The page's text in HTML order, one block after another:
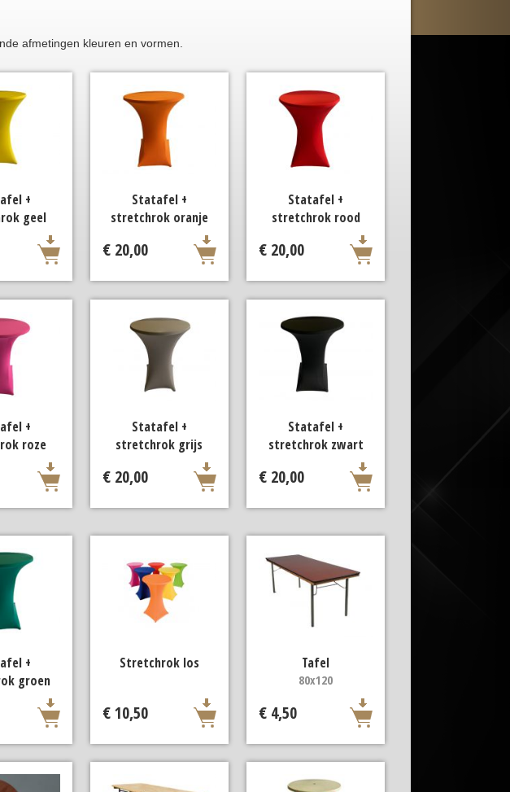
afmetingen kleuren en vormen.
+
geel
Statafel +
stretchrok oranje
€ 20,00
Statafel +
stretchrok rood
€ 20,00
+
roze
Statafel +
stretchrok grijs
€ 20,00
Statafel +
stretchrok zwart
€ 20,00
+
groen
Stretchrok los
€ 10,50
Tafel
80x120
€ 4,50